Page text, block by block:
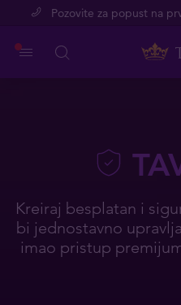
Pozovite za popust na
Kreiraj besplatan i
bi jednostavno
imao pristup